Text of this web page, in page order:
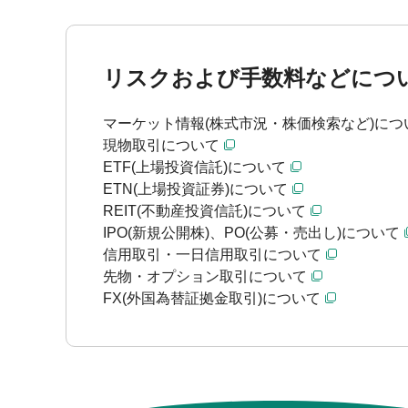
リスクおよび手数料などにつ
マーケット情報(株式市況・株価検索など)につ
現物取引について
ETF(上場投資信託)について
ETN(上場投資証券)について
REIT(不動産投資信託)について
IPO(新規公開株)、PO(公募・売出し)について
信用取引・一日信用取引について
先物・オプション取引について
FX(外国為替証拠金取引)について